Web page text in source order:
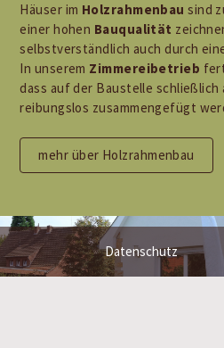
Häuser im Holzrahmenbau sind
einer hohen Bauqualität
selbstverständlich auch durch
In unserem Zimmereibetrieb
dass auf der Baustelle schließlich
reibungslos zusammengefügt
mehr über Holzrahmenbau
Datenschutz